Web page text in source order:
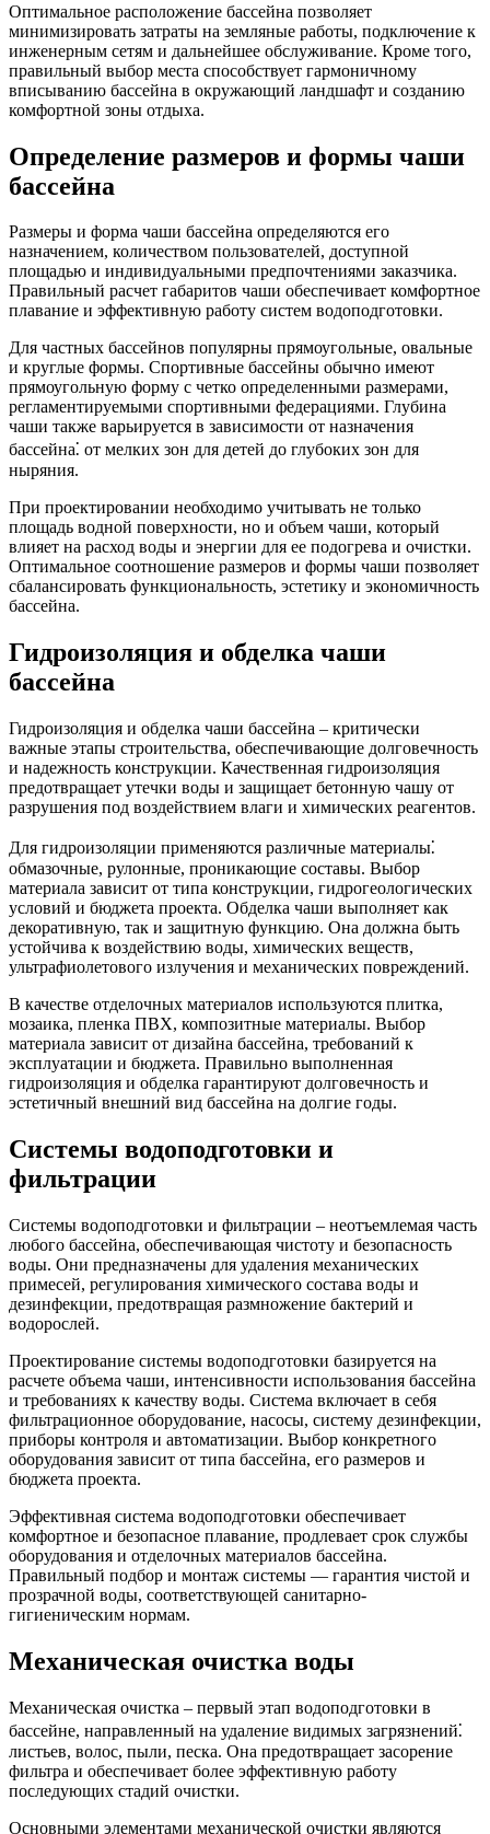
Оптимальное расположение бассейна позволяет
минимизировать затраты на земляные работы, подключение к
инженерным сетям и дальнейшее обслуживание. Кроме того,
правильный выбор места способствует гармоничному
вписыванию бассейна в окружающий ландшафт и созданию
комфортной зоны отдыха.
Определение размеров и формы чаши
бассейна
Размеры и форма чаши бассейна определяются его
назначением, количеством пользователей, доступной
площадью и индивидуальными предпочтениями заказчика.
Правильный расчет габаритов чаши обеспечивает комфортное
плавание и эффективную работу систем водоподготовки.
Для частных бассейнов популярны прямоугольные, овальные
и круглые формы. Спортивные бассейны обычно имеют
прямоугольную форму с четко определенными размерами,
регламентируемыми спортивными федерациями. Глубина
чаши также варьируется в зависимости от назначения
бассейна⁚ от мелких зон для детей до глубоких зон для
ныряния.
При проектировании необходимо учитывать не только
площадь водной поверхности, но и объем чаши, который
влияет на расход воды и энергии для ее подогрева и очистки.
Оптимальное соотношение размеров и формы чаши позволяет
сбалансировать функциональность, эстетику и экономичность
бассейна.
Гидроизоляция и обделка чаши
бассейна
Гидроизоляция и обделка чаши бассейна – критически
важные этапы строительства, обеспечивающие долговечность
и надежность конструкции. Качественная гидроизоляция
предотвращает утечки воды и защищает бетонную чашу от
разрушения под воздействием влаги и химических реагентов.
Для гидроизоляции применяются различные материалы⁚
обмазочные, рулонные, проникающие составы. Выбор
материала зависит от типа конструкции, гидрогеологических
условий и бюджета проекта. Обделка чаши выполняет как
декоративную, так и защитную функцию. Она должна быть
устойчива к воздействию воды, химических веществ,
ультрафиолетового излучения и механических повреждений.
В качестве отделочных материалов используются плитка,
мозаика, пленка ПВХ, композитные материалы. Выбор
материала зависит от дизайна бассейна, требований к
эксплуатации и бюджета. Правильно выполненная
гидроизоляция и обделка гарантируют долговечность и
эстетичный внешний вид бассейна на долгие годы.
Системы водоподготовки и
фильтрации
Системы водоподготовки и фильтрации – неотъемлемая часть
любого бассейна, обеспечивающая чистоту и безопасность
воды. Они предназначены для удаления механических
примесей, регулирования химического состава воды и
дезинфекции, предотвращая размножение бактерий и
водорослей.
Проектирование системы водоподготовки базируется на
расчете объема чаши, интенсивности использования бассейна
и требованиях к качеству воды. Система включает в себя
фильтрационное оборудование, насосы, систему дезинфекции,
приборы контроля и автоматизации. Выбор конкретного
оборудования зависит от типа бассейна, его размеров и
бюджета проекта.
Эффективная система водоподготовки обеспечивает
комфортное и безопасное плавание, продлевает срок службы
оборудования и отделочных материалов бассейна.
Правильный подбор и монтаж системы — гарантия чистой и
прозрачной воды, соответствующей санитарно-
гигиеническим нормам.
Механическая очистка воды
Механическая очистка – первый этап водоподготовки в
бассейне, направленный на удаление видимых загрязнений⁚
листьев, волос, пыли, песка. Она предотвращает засорение
фильтра и обеспечивает более эффективную работу
последующих стадий очистки.
Основными элементами механической очистки являются